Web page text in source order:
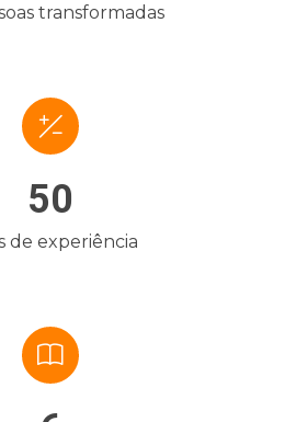
transformadas
50
de experiência